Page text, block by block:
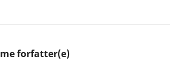
forfatter(e)